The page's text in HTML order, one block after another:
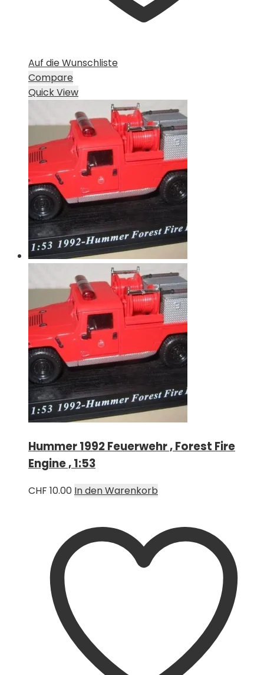
Auf die Wunschliste
Compare
Quick View
Hummer 1992 Feuerwehr , Forest Fire
Engine , 1:53
CHF 10.00 In den Warenkorb